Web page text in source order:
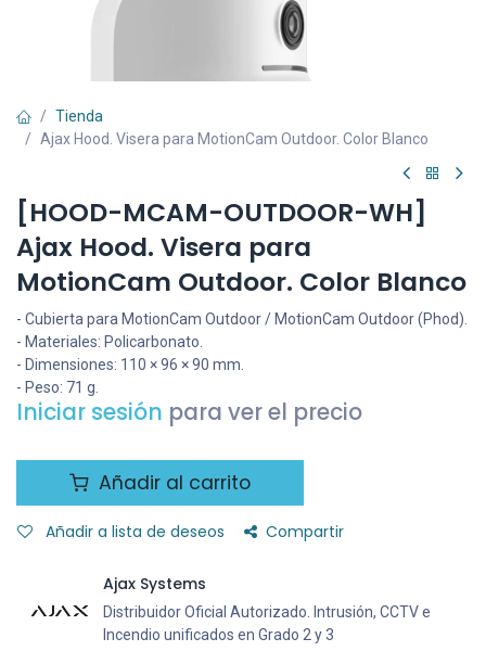
Tienda
Ajax Hood. Visera para MotionCam Outdoor. Color Blanco
[HOOD-MCAM-OUTDOOR-WH]
Ajax Hood. Visera para
MotionCam Outdoor. Color Blanco
- Cubierta para MotionCam Outdoor / MotionCam Outdoor (Phod).
- Materiales: Policarbonato.
- Dimensiones: 110 × 96 × 90 mm.
- Peso: 71 g.
Iniciar sesión para ver el precio
Añadir al carrito
Añadir a lista de deseos Compartir
Ajax Systems
Distribuidor Oficial Autorizado. Intrusión, CCTV e
Incendio unificados en Grado 2 y 3